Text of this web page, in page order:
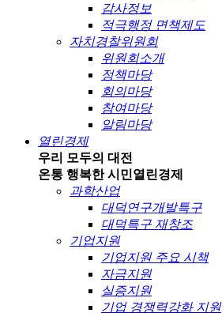
감사정보
적극행정 면책제도
자치경찰위원회
위원회소개
정책마당
회의마당
참여마당
알림마당
열린경제
우리 모두의 대전
온통 행복한 시민열린경제
과학산업
대덕연구개발특구
대덕특구 재창조
기업지원
기업지원 주요 시책
자금지원
실증지원
기업 경쟁력강화 지원